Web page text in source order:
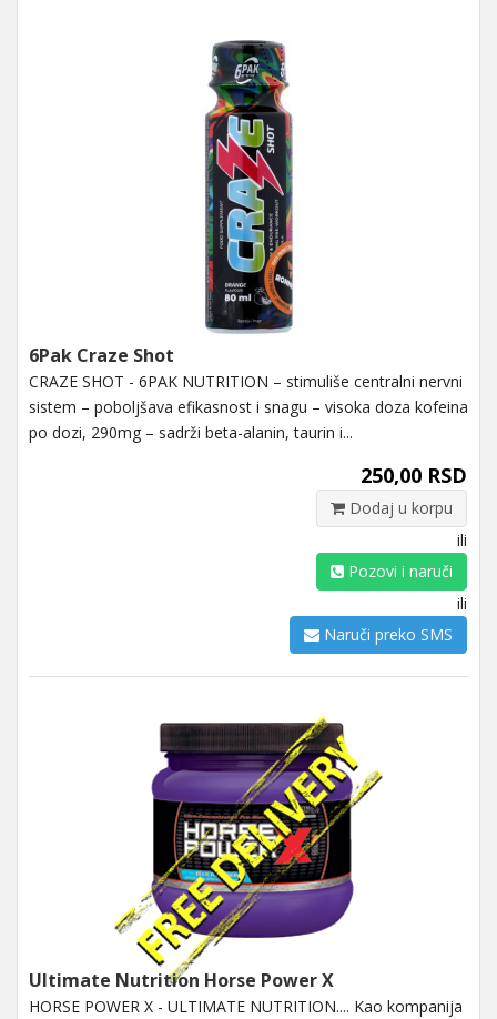
6Pak Craze Shot
CRAZE SHOT - 6PAK NUTRITION – stimuliše centralni nervni
sistem – poboljšava efikasnost i snagu – visoka doza kofeina
po dozi, 290mg – sadrži beta-alanin, taurin i...
250,00 RSD
Dodaj u korpu
ili
Pozovi i naruči
ili
Naruči preko SMS
Ultimate Nutrition Horse Power X
HORSE POWER X - ULTIMATE NUTRITION.... Kao kompanija